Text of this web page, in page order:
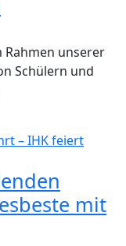
Rahmen unserer
Schülern und
mit